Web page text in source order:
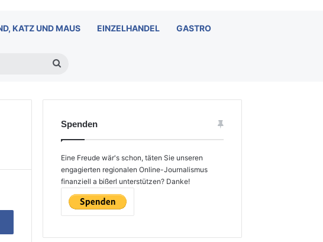
KATZ UND MAUS EINZELHANDEL GASTRO
Suchen
Spenden
Eine Freude wär's schon, täten Sie unseren
engagierten regionalen Online-Journalismus
finanziell a bißerl unterstützen? Danke!